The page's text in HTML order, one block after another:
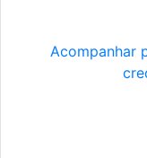
Acompanhar